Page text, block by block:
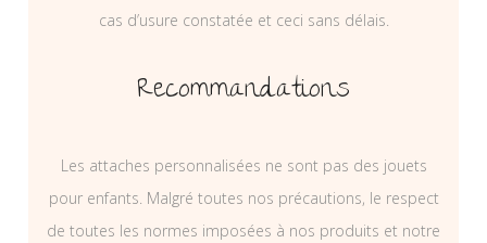
cas d’usure constatée et ceci sans délais.
Recommandations
Les attaches personnalisées ne sont pas des jouets
pour enfants. Malgré toutes nos précautions, le respect
de toutes les normes imposées à nos produits et notre